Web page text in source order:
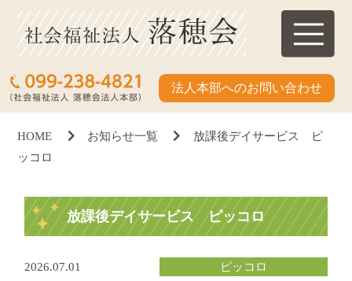
法人本部へのお問い合わせ
HOME お知らせ一覧
放課後デイサービス ピ
ッコロ
放課後デイサービス ピッコロ
2026.07.01 ピッコロ